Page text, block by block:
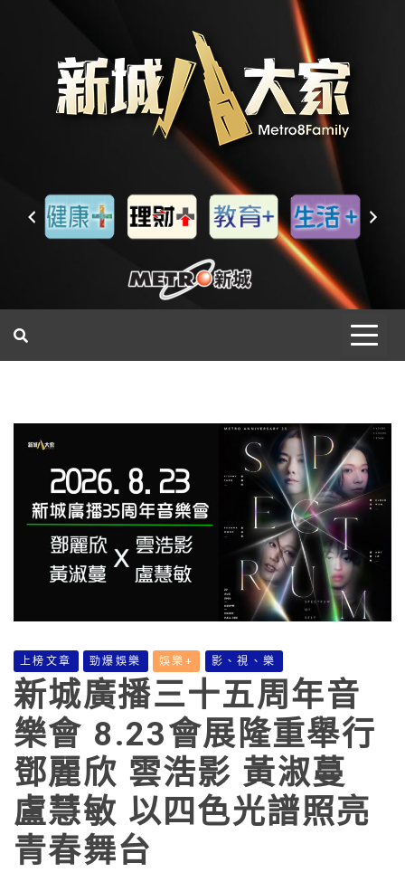
上榜文章 勁爆娛樂 娛樂+ 影、視、樂
新城廣播三十五周年音
樂會 8.23會展隆重舉行
鄧麗欣 雲浩影 黃淑蔓
盧慧敏 以四色光譜照亮
青春舞台